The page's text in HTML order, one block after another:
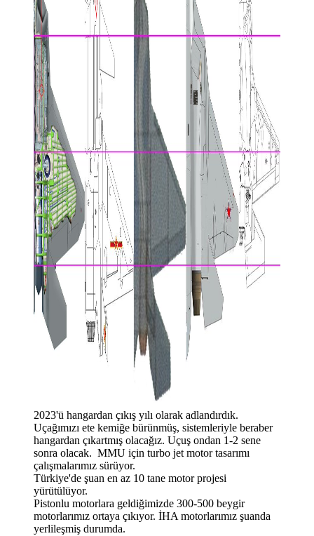
2023'ü hangardan çıkış yılı olarak adlandırdık.
Uçağımızı ete kemiğe bürünmüş, sistemleriyle beraber
hangardan çıkartmış olacağız. Uçuş ondan 1-2 sene
sonra olacak. MMU için turbo jet motor tasarımı
çalışmalarımız sürüyor.
Türkiye'de şuan en az 10 tane motor projesi
yürütülüyor.
Pistonlu motorlara geldiğimizde 300-500 beygir
motorlarımız ortaya çıkıyor. İHA motorlarımız şuanda
yerlileşmiş durumda.